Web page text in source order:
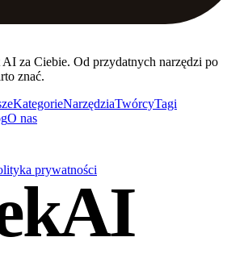
za Ciebie. Od przydatnych narzędzi po
znać.
KategorieNarzędziaTwórcyTagi
O nas
prywatności